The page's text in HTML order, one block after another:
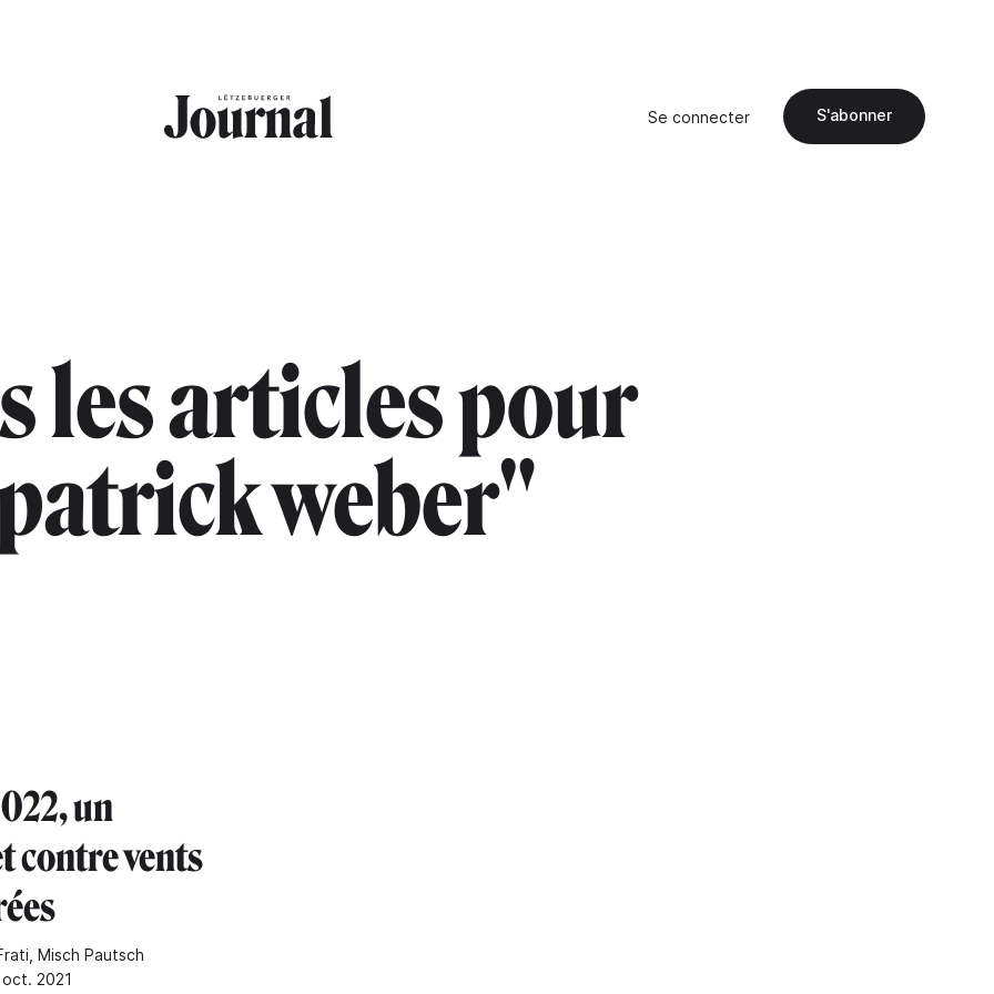
Se connecter S'abonner
les articles pour
weber"
un
contre vents
Misch Pautsch
2021